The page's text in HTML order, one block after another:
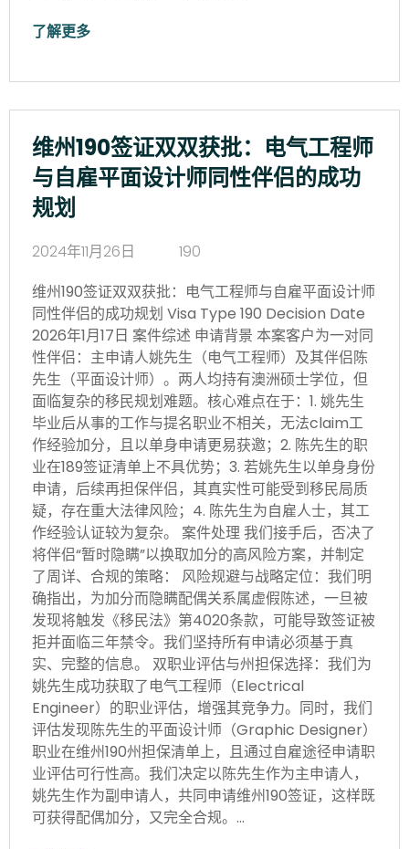
了解更多
维州190签证双双获批：电气工程师
与自雇平面设计师同性伴侣的成功
规划
2024年11月26日
190
维州190签证双双获批：电气工程师与自雇平面设计师
同性伴侣的成功规划 Visa Type 190 Decision Date
2026年1月17日 案件综述 申请背景 本案客户为一对同
性伴侣：主申请人姚先生（电气工程师）及其伴侣陈
先生（平面设计师）。两人均持有澳洲硕士学位，但
面临复杂的移民规划难题。核心难点在于：1. 姚先生
毕业后从事的工作与提名职业不相关，无法claim工
作经验加分，且以单身申请更易获邀；2. 陈先生的职
业在189签证清单上不具优势；3. 若姚先生以单身身份
申请，后续再担保伴侣，其真实性可能受到移民局质
疑，存在重大法律风险；4. 陈先生为自雇人士，其工
作经验认证较为复杂。 案件处理 我们接手后，否决了
将伴侣“暂时隐瞒”以换取加分的高风险方案，并制定
了周详、合规的策略： 风险规避与战略定位：我们明
确指出，为加分而隐瞒配偶关系属虚假陈述，一旦被
发现将触发《移民法》第4020条款，可能导致签证被
拒并面临三年禁令。我们坚持所有申请必须基于真
实、完整的信息。 双职业评估与州担保选择：我们为
姚先生成功获取了电气工程师（Electrical
Engineer）的职业评估，增强其竞争力。同时，我们
评估发现陈先生的平面设计师（Graphic Designer）
职业在维州190州担保清单上，且通过自雇途径申请职
业评估可行性高。我们决定以陈先生作为主申请人，
姚先生作为副申请人，共同申请维州190签证，这样既
可获得配偶加分，又完全合规。…